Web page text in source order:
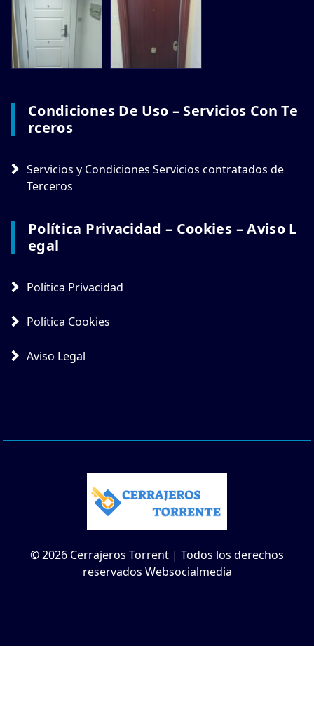
Condiciones De Uso – Servicios Con Te
Rceros
Servicios y Condiciones Servicios contratados de
Terceros
Política Privacidad – Cookies – Aviso L
Egal
Política Privacidad
Política Cookies
Aviso Legal
© 2026 Cerrajeros Torrent | Todos los derechos
reservados Websocialmedia